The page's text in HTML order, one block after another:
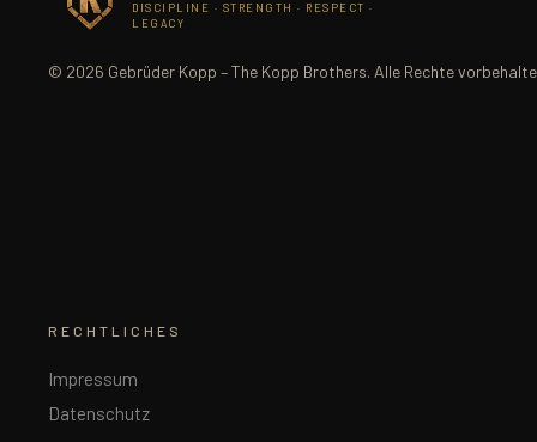
DISCIPLINE · STRENGTH · RESPECT ·
LEGACY
© 2026 Gebrüder Kopp – The Kopp Brothers. Alle Rechte
RECHTLICHES
Impressum
Datenschutz